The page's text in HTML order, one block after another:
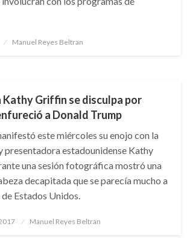
Manuel Reyes Beltran
Griffin se disculpa por
a Donald Trump
este miércoles su enojo con la
presentadora estadounidense Kathy
una sesión fotográfica mostró una
decapitada que se parecía mucho a
Estados Unidos.
Manuel Reyes Beltran